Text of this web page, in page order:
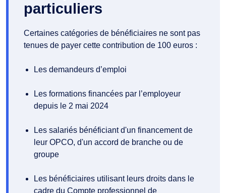
particuliers
Certaines catégories de bénéficiaires ne sont pas
tenues de payer cette contribution de 100 euros :
Les demandeurs d’emploi
Les formations financées par l’employeur
depuis le 2 mai 2024
Les salariés bénéficiant d'un financement de
leur OPCO, d'un accord de branche ou de
groupe
Les bénéficiaires utilisant leurs droits dans le
cadre du Compte professionnel de